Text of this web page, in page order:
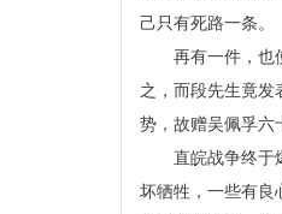
己只有死路一条。
再有一件，也
之，而段先生竟发
势，故赠吴佩孚六
直皖战争终于
坏牺牲，一些有良